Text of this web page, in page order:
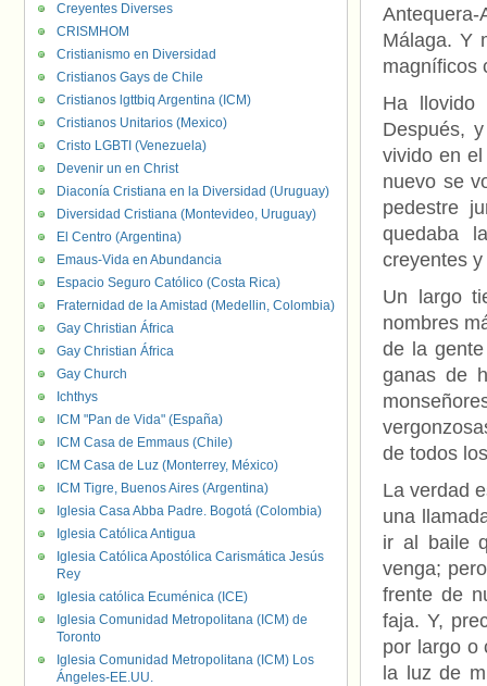
Málaga. Y
magníficos
Ha llovido
Después,
vivido en
nuevo se
pedestre
quedaba
creyentes
Un largo
nombres
de la
ganas de
de todos
La verdad
una
ir al baile
venga;
frente de
faja. Y,
por largo o
la luz de
Creyentes Diverses
CRISMHOM
Cristianismo en Diversidad
Cristianos Gays de Chile
Cristianos lgttbiq Argentina (ICM)
Cristianos Unitarios (Mexico)
Cristo LGBTI (Venezuela)
Devenir un en Christ
Diaconía Cristiana en la Diversidad (Uruguay)
Diversidad Cristiana (Montevideo, Uruguay)
El Centro (Argentina)
Emaus-Vida en Abundancia
Espacio Seguro Católico (Costa Rica)
Fraternidad de la Amistad (Medellin, Colombia)
Gay Christian África
Gay Christian África
Gay Church
Ichthys
ICM "Pan de Vida" (España)
ICM Casa de Emmaus (Chile)
ICM Casa de Luz (Monterrey, México)
ICM Tigre, Buenos Aires (Argentina)
Iglesia Casa Abba Padre. Bogotá (Colombia)
Iglesia Católica Antigua
Iglesia Católica Apostólica Carismática Jesús
Rey
Iglesia católica Ecuménica (ICE)
Iglesia Comunidad Metropolitana (ICM) de
Toronto
Iglesia Comunidad Metropolitana (ICM) Los
Ángeles-EE.UU.